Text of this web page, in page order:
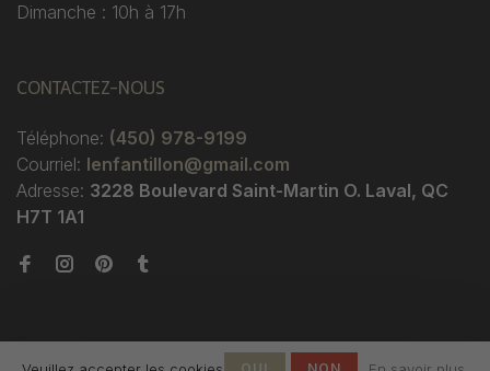
Dimanche : 10h à 17h
CONTACTEZ-NOUS
Téléphone: (450) 978-9199
Courriel: lenfantillon@gmail.com
Adresse: 3228 Boulevard Saint-Martin O. Laval, QC
H7T 1A1